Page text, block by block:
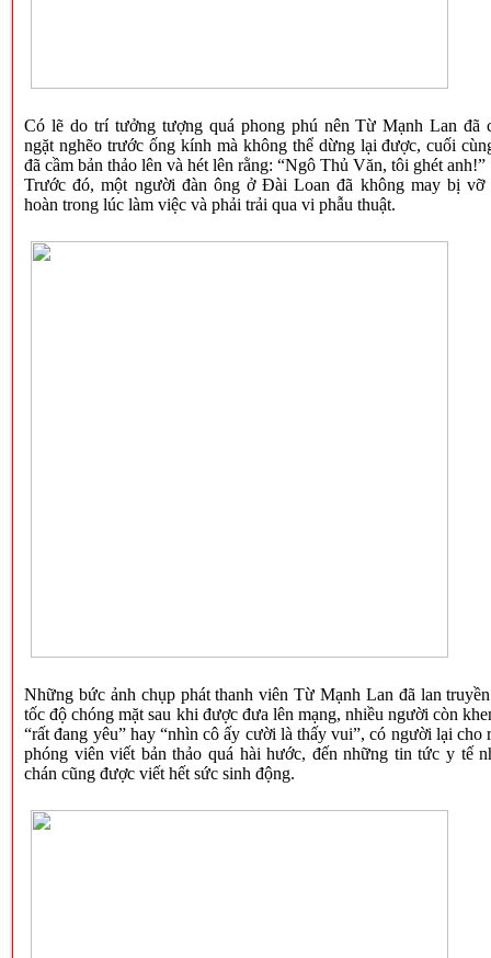
Có lẽ do trí tưởng tượng quá phong phú nên Từ Mạnh Lan đã
ngặt nghẽo trước ống kính mà không thể dừng lại được, cuối
đã cầm bản thảo lên và hét lên rằng: “Ngô Thủ Văn, tôi ghét anh!”
Trước đó, một người đàn ông ở Đài Loan đã không may bị vỡ
hoàn trong lúc làm việc và phải trải qua vi phẫu thuật.
Những bức ảnh chụp phát thanh viên Từ Mạnh Lan đã lan
tốc độ chóng mặt sau khi được đưa lên mạng, nhiều người còn
“rất đang yêu” hay “nhìn cô ấy cười là thấy vui”, có người lại cho
phóng viên viết bản thảo quá hài hước, đến những tin tức y tế
chán cũng được viết hết sức sinh động.